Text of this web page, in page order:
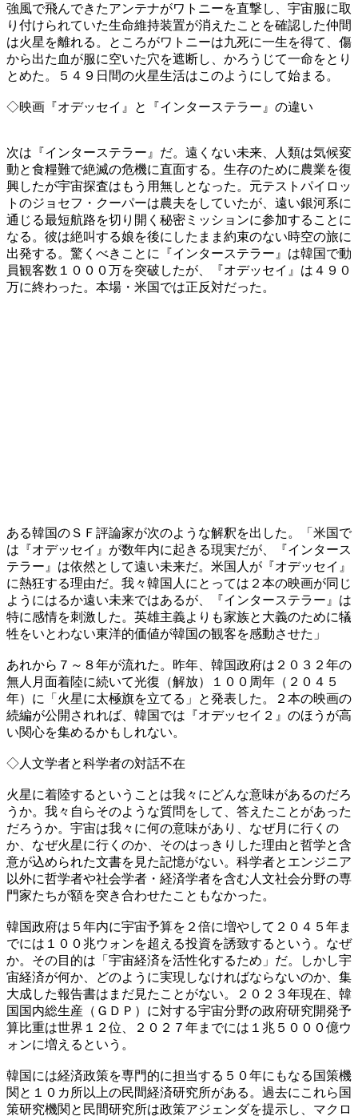
強風で飛んできたアンテナがワトニーを直撃し、宇宙服に取
り付けられていた生命維持装置が消えたことを確認した仲間
は火星を離れる。ところがワトニーは九死に一生を得て、傷
から出た血が服に空いた穴を遮断し、かろうじて一命をとり
とめた。５４９日間の火星生活はこのようにして始まる。
◇映画『オデッセイ』と『インターステラー』の違い
次は『インターステラー』だ。遠くない未来、人類は気候変
動と食糧難で絶滅の危機に直面する。生存のために農業を復
興したが宇宙探査はもう用無しとなった。元テストパイロッ
トのジョセフ・クーパーは農夫をしていたが、遠い銀河系に
通じる最短航路を切り開く秘密ミッションに参加することに
なる。彼は絶叫する娘を後にしたまま約束のない時空の旅に
出発する。驚くべきことに『インターステラー』は韓国で動
員観客数１０００万を突破したが、『オデッセイ』は４９０
万に終わった。本場・米国では正反対だった。
ある韓国のＳＦ評論家が次のような解釈を出した。「米国で
は『オデッセイ』が数年内に起きる現実だが、『インタース
テラー』は依然として遠い未来だ。米国人が『オデッセイ』
に熱狂する理由だ。我々韓国人にとっては２本の映画が同じ
ようにはるか遠い未来ではあるが、『インターステラー』は
特に感情を刺激した。英雄主義よりも家族と大義のために犠
牲をいとわない東洋的価値が韓国の観客を感動させた」
あれから７～８年が流れた。昨年、韓国政府は２０３２年の
無人月面着陸に続いて光復（解放）１００周年（２０４５
年）に「火星に太極旗を立てる」と発表した。２本の映画の
続編が公開されれば、韓国では『オデッセイ２』のほうが高
い関心を集めるかもしれない。
◇人文学者と科学者の対話不在
火星に着陸するということは我々にどんな意味があるのだろ
うか。我々自らそのような質問をして、答えたことがあった
だろうか。宇宙は我々に何の意味があり、なぜ月に行くの
か、なぜ火星に行くのか、そのはっきりした理由と哲学と含
意が込められた文書を見た記憶がない。科学者とエンジニア
以外に哲学者や社会学者・経済学者を含む人文社会分野の専
門家たちが額を突き合わせたこともなかった。
韓国政府は５年内に宇宙予算を２倍に増やして２０４５年ま
でには１００兆ウォンを超える投資を誘致するという。なぜ
か。その目的は「宇宙経済を活性化するため」だ。しかし宇
宙経済が何か、どのように実現しなければならないのか、集
大成した報告書はまだ見たことがない。２０２３年現在、韓
国国内総生産（ＧＤＰ）に対する宇宙分野の政府研究開発予
算比重は世界１２位、２０２７年までには１兆５０００億ウ
ォンに増えるという。
韓国には経済政策を専門的に担当する５０年にもなる国策機
関と１０カ所以上の民間経済研究所がある。過去にこれら国
策研究機関と民間研究所は政策アジェンダを提示し、マクロ